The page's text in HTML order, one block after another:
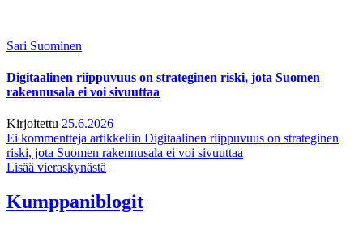
Sari Suominen
Digitaalinen riippuvuus on strateginen riski, jota Suomen
rakennusala ei voi sivuuttaa
Kirjoitettu 25.6.2026
Ei kommentteja artikkeliin Digitaalinen riippuvuus on strateginen
riski, jota Suomen rakennusala ei voi sivuuttaa
Lisää vieraskynästä
Kumppaniblogit